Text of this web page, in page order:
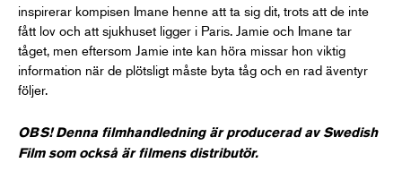
inspirerar kompisen Imane henne att ta sig dit, trots att de inte
fått lov och att sjukhuset ligger i Paris. Jamie och Imane tar
tåget, men eftersom Jamie inte kan höra missar hon viktig
information när de plötsligt måste byta tåg och en rad äventyr
följer.
OBS! Denna filmhandledning är producerad av Swedish
Film som också är filmens distributör.